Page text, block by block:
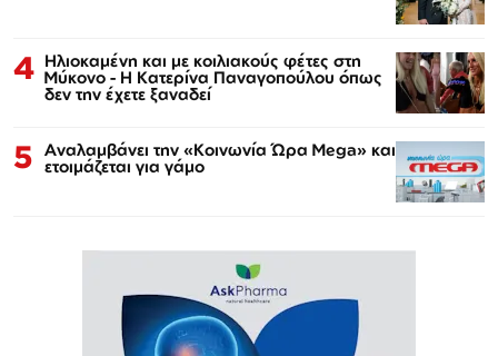
4 Ηλιοκαμένη και με κοιλιακούς φέτες στη
Μύκονο - Η Κατερίνα Παναγοπούλου όπως
δεν την έχετε ξαναδεί
5 Αναλαμβάνει την «Κοινωνία Ώρα Mega» και
ετοιμάζεται για γάμο